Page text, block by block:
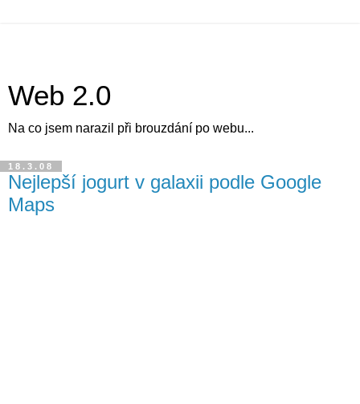
Web 2.0
Na co jsem narazil při brouzdání po webu...
18.3.08
Nejlepší jogurt v galaxii podle Google
Maps